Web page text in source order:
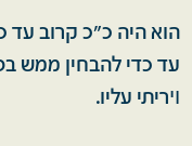
הוא היה כ"כ קרוב
עד כדי להבחין ממש
ױריתי עליו.